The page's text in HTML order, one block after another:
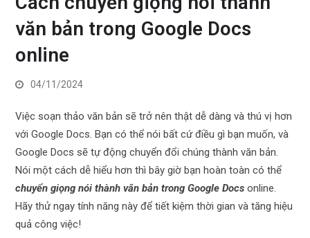
văn bản trong Google Docs
online
04/11/2024
Việc soạn thảo văn bản sẽ trở nên thật dễ dàng và thú vị hơn
với Google Docs. Bạn có thể nói bất cứ điều gì bạn muốn, và
Google Docs sẽ tự động chuyển đổi chúng thành văn bản.
Nói một cách dễ hiểu hơn thì bây giờ bạn hoàn toàn có thể
chuyển giọng nói thành văn bản trong Google Docs online.
Hãy thử ngay tính năng này để tiết kiệm thời gian và tăng hiệu
quả công việc!